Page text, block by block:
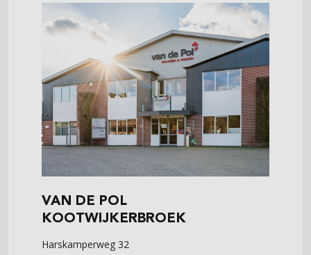
VAN DE POL
KOOTWIJKERBROEK
Harskamperweg 32